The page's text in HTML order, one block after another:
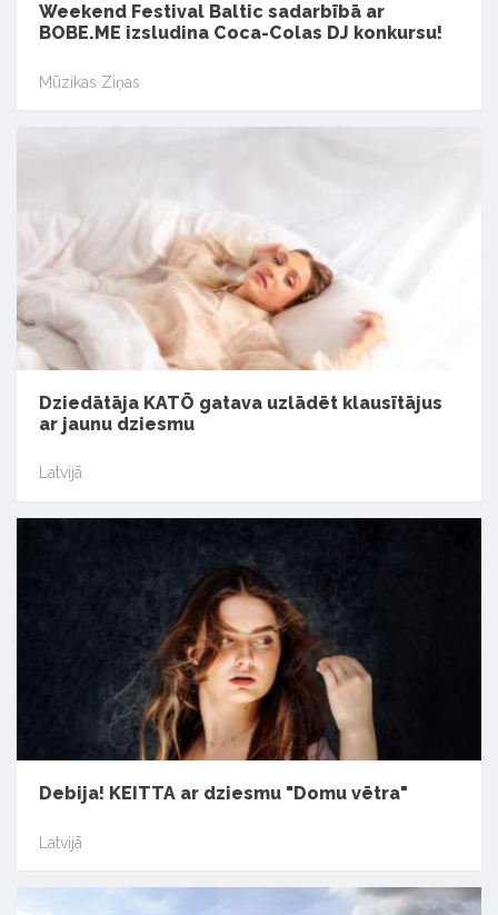
Weekend Festival Baltic sadarbībā ar
BOBE.ME izsludina Coca-Colas DJ konkursu!
Mūzikas Ziņas
Dziedātāja KATŌ gatava uzlādēt klausītājus
ar jaunu dziesmu
Latvijā
Debija! KEITTA ar dziesmu "Domu vētra"
Latvijā